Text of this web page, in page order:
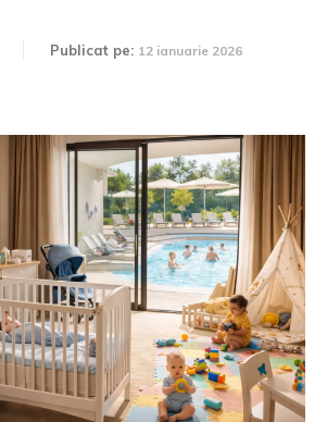
Publicat pe: 12 ianuarie 2026